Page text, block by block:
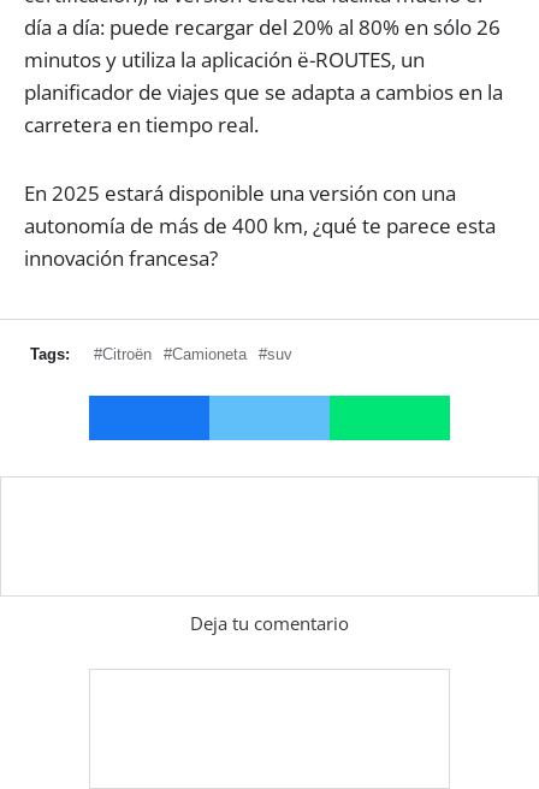
día a día: puede recargar del 20% al 80% en sólo 26
minutos y utiliza la aplicación ë-ROUTES, un
planificador de viajes que se adapta a cambios en la
carretera en tiempo real.
En 2025 estará disponible una versión con una
autonomía de más de 400 km, ¿qué te parece esta
innovación francesa?
Tags: #Citroën #Camioneta #suv
Deja tu comentario